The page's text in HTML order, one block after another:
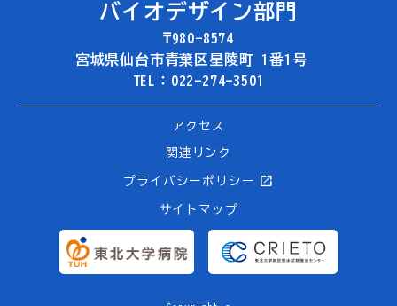
バイオデザイン部門
₸980-8574
宮城県仙台市青葉区星陵町 1番1号
TEL：022-274-3501
アクセス
関連リンク
プライバシーポリシー open_in_new
サイトマップ